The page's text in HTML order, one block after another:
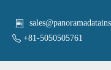
+81-5050505761